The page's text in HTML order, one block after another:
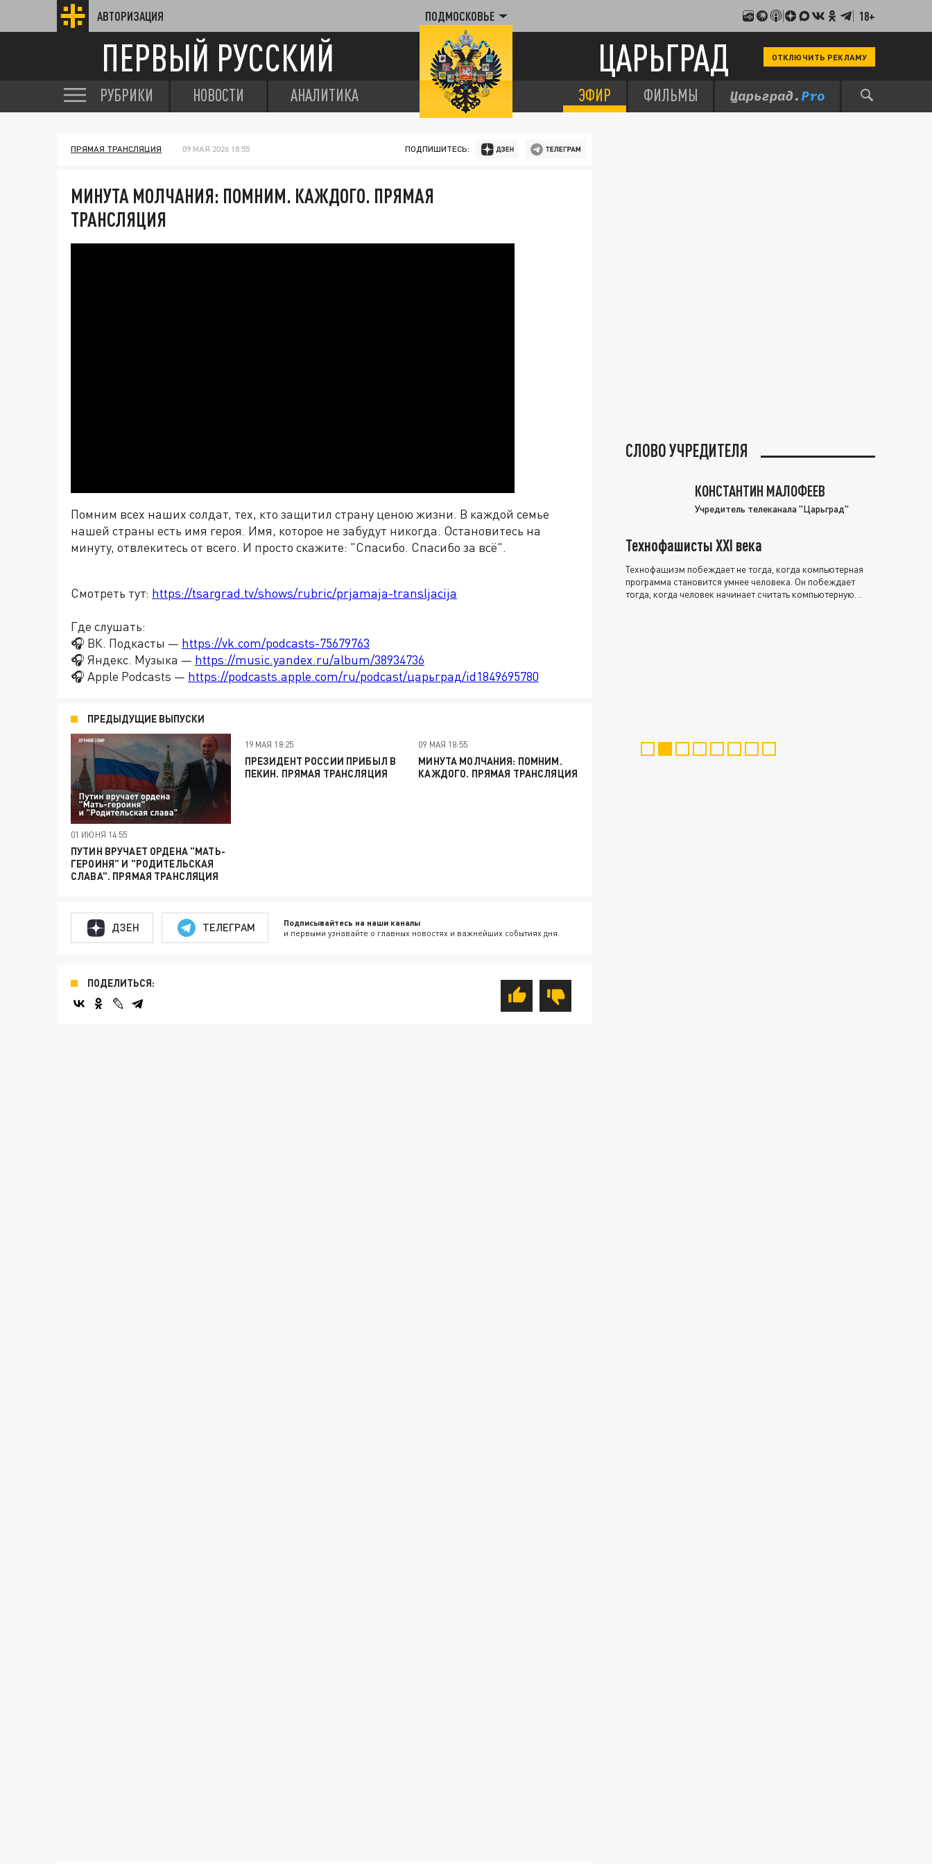
АВТОРИЗАЦИЯ ПОДМОСКОВЬЕ 18+
ПЕРВЫЙ РУССКИЙ ЦАРЬГРАД ОТКЛЮЧИТЬ РЕКЛАМУ
РУБРИКИ НОВОСТИ АНАЛИТИКА ЭФИР ФИЛЬМЫ
ПРЯМАЯ ТРАНСЛЯЦИЯ 09 МАЯ 2026 18:55 ПОДПИШИТЕСЬ:
МИНУТА МОЛЧАНИЯ: ПОМНИМ. КАЖДОГО. ПРЯМАЯ
ТРАНСЛЯЦИЯ
Помним всех наших солдат, тех, кто защитил страну ценою жизни. В каждой семье
нашей страны есть имя героя. Имя, которое не забудут никогда. Остановитесь на
минуту, отвлекитесь от всего. И просто скажите: "Спасибо. Спасибо за всё".
Смотреть тут: https://tsargrad.tv/shows/rubric/prjamaja-transljacija
Где слушать:
🎧 ВК. Подкасты — https://vk.com/podcasts-75679763
🎧 Яндекс. Музыка — https://music.yandex.ru/album/38934736
🎧 Apple Podcasts — https://podcasts.apple.com/ru/podcast/царьград/id1849695780
ПРЕДЫДУЩИЕ ВЫПУСКИ
01 ИЮНЯ 14:55
ПУТИН ВРУЧАЕТ ОРДЕНА "МАТЬ-
ГЕРОИНЯ" И "РОДИТЕЛЬСКАЯ
СЛАВА". ПРЯМАЯ ТРАНСЛЯЦИЯ
19 МАЯ 18:25
ПРЕЗИДЕНТ РОССИИ ПРИБЫЛ В
ПЕКИН. ПРЯМАЯ ТРАНСЛЯЦИЯ
09 МАЯ 18:55
МИНУТА МОЛЧАНИЯ: ПОМНИМ.
КАЖДОГО. ПРЯМАЯ ТРАНСЛЯЦИЯ
ДЗЕН ТЕЛЕГРАМ Подписывайтесь на наши каналы
и первыми узнавайте о главных новостях и важнейших событиях дня.
ПОДЕЛИТЬСЯ:
СЛОВО УЧРЕДИТЕЛЯ
КОНСТАНТИН МАЛОФЕЕВ
Учредитель телеканала "Царьград"
Технофашисты XXI века
Технофашизм побеждает не тогда, когда компьютерная
программа становится умнее человека. Он побеждает
тогда, когда человек начинает считать компьютерную